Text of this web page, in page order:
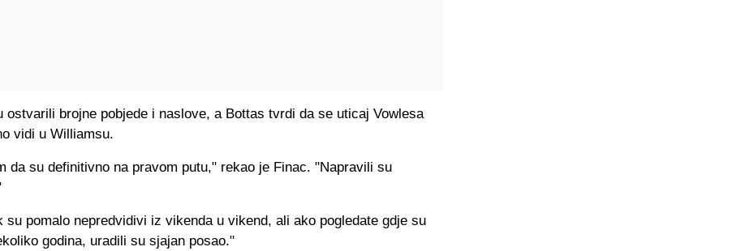
ostvarili brojne pobjede i naslove, a Bottas tvrdi da se uticaj Vowlesa
vidi u Williamsu.
da su definitivno na pravom putu," rekao je Finac. "Napravili su
su pomalo nepredvidivi iz vikenda u vikend, ali ako pogledate gdje su
godina, uradili su sjajan posao."